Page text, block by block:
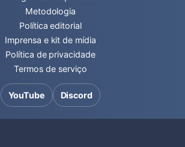
Metodologia
Política editorial
Imprensa e kit de mídia
Política de privacidade
Termos de serviço
YouTube Discord